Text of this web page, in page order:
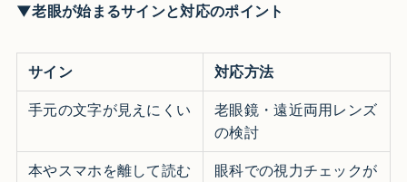
▼老眼が始まるサインと対応のポイント
サイン 対応方法
手元の文字が見えにくい
老眼鏡・遠近両用レンズ
の検討
本やスマホを離して読む
眼科での視力チェックが